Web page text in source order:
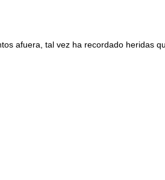
afuera, tal vez ha recordado heridas